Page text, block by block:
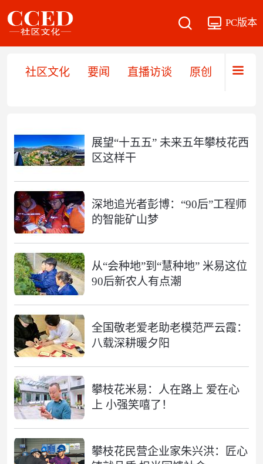
PC版本
社区文化 要闻 直播访谈 原创 文旅
展望“十五五” 未来五年攀枝花西
区这样干
深地追光者彭博：“90后”工程师
的智能矿山梦
从“会种地”到“慧种地” 米易这位
90后新农人有点潮
全国敬老爱老助老模范严云霞：
八载深耕暖夕阳
攀枝花米易：人在路上 爱在心
上 小强笑嘻了！
攀枝花民营企业家朱兴洪：匠心